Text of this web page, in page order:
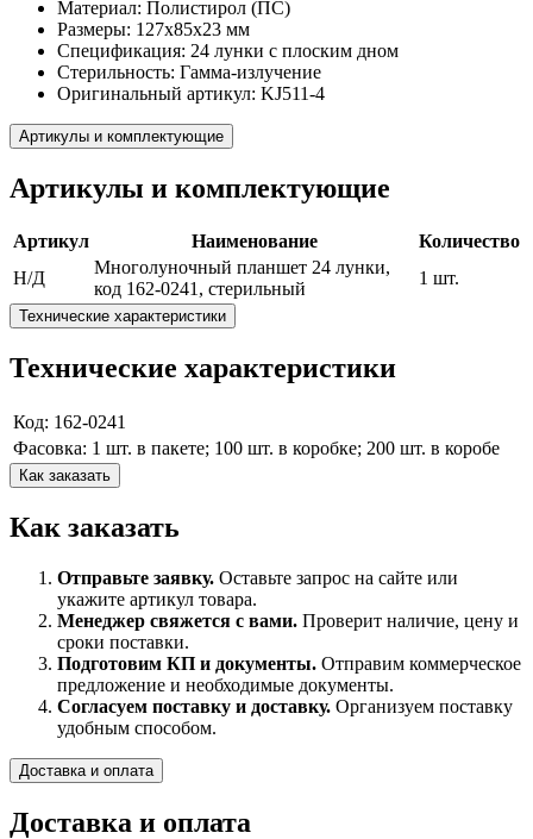
Материал: Полистирол (ПС)
Размеры: 127x85х23 мм
Спецификация: 24 лунки с плоским дном
Стерильность: Гамма-излучение
Оригинальный артикул: KJ511-4
Артикулы и комплектующие
Артикулы и комплектующие
Артикул Наименование
Количество
Н/Д
Многолуночный планшет 24 лунки,
код 162-0241, стерильный
1 шт.
Технические характеристики
Технические характеристики
Код: 162-0241
Фасовка: 1 шт. в пакете; 100 шт. в коробке; 200 шт. в коробе
Как заказать
Как заказать
Отправьте заявку. Оставьте запрос на сайте или
укажите артикул товара.
Менеджер свяжется с вами. Проверит наличие, цену и
сроки поставки.
Подготовим КП и документы. Отправим коммерческое
предложение и необходимые документы.
Согласуем поставку и доставку. Организуем поставку
удобным способом.
Доставка и оплата
Доставка и оплата